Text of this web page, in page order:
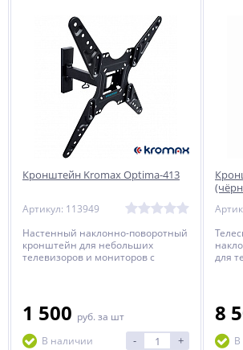
Кронштейн Kromax Optima-413
Артикул: 113949
Настенный наклонно-поворотный
кронштейн для небольших
телевизоров и мониторов с
1 500 руб. за шт
В наличии
- +
для
8
В